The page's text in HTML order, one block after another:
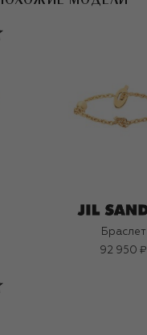
Браслет
92 950 ₽